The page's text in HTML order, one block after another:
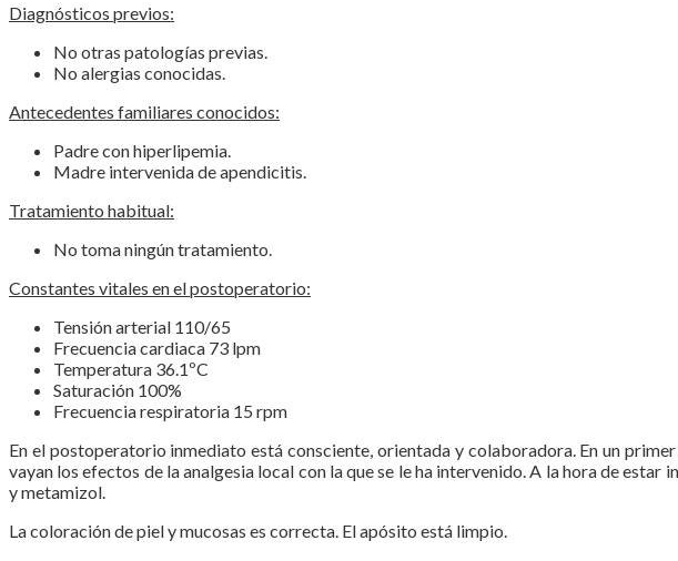
Diagnósticos previos:
No otras patologías previas.
No alergias conocidas.
Antecedentes familiares conocidos:
Padre con hiperlipemia.
Madre intervenida de apendicitis.
Tratamiento habitual:
No toma ningún tratamiento.
Constantes vitales en el postoperatorio:
Tensión arterial 110/65
Frecuencia cardiaca 73 lpm
Temperatura 36.1ºC
Saturación 100%
Frecuencia respiratoria 15 rpm
En el postoperatorio inmediato está consciente, orientada y colaboradora. En un
vayan los efectos de la analgesia local con la que se le ha intervenido. A la hora de
y metamizol.
La coloración de piel y mucosas es correcta. El apósito está limpio.